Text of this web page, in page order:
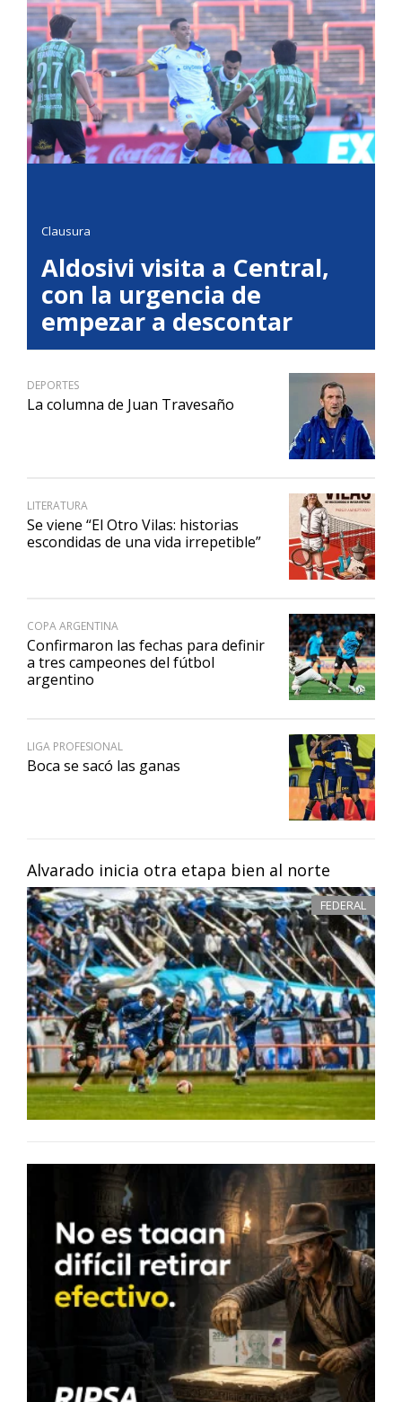
Alvarado inicia otra etapa bien al norte
FEDERAL
Clausura
Aldosivi visita a Central,
con la urgencia de
empezar a descontar
DEPORTES
La columna de Juan Travesaño
LITERATURA
Se viene “El Otro Vilas: historias
escondidas de una vida irrepetible”
COPA ARGENTINA
Confirmaron las fechas para definir
a tres campeones del fútbol
argentino
LIGA PROFESIONAL
Boca se sacó las ganas